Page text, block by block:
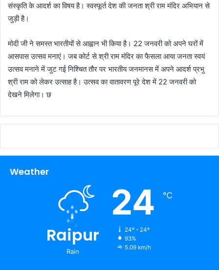
संस्कृति के आदर्श का विषय है। स्वस्फूर्त देश की जनता श्री राम मंदिर अभियान से
जुड़ी है।
मोदी जी ने समस्त भारतीयों से आह्वान भी किया है। 22 जनवरी को अपने घरों में
आसपास उत्सव मनाएं। जब कोर्ट से श्री राम मंदिर का फैसला आया जनता स्वयं
उत्सव मनाने में जुट गई निश्चित तौर पर भारतीय जनमानस में अपने आदर्श प्रभु
श्री राम को लेकर उत्साह है। उत्सव का वातावरण पूरे देश में 22 जनवरी को
देखने मिलेगा। छ
Weather
Raipur
Rain
24 ℃
24º - 24º
93%
5.09 km/h